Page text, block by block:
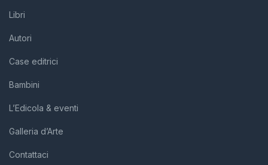
Libri
Autori
Case editrici
Bambini
L’Edicola & eventi
Galleria d’Arte
Contattaci